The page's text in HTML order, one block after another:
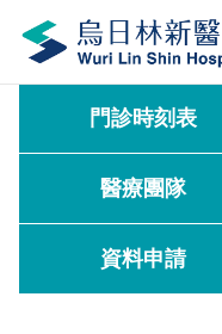
門診時刻表
醫療團隊
資料申請